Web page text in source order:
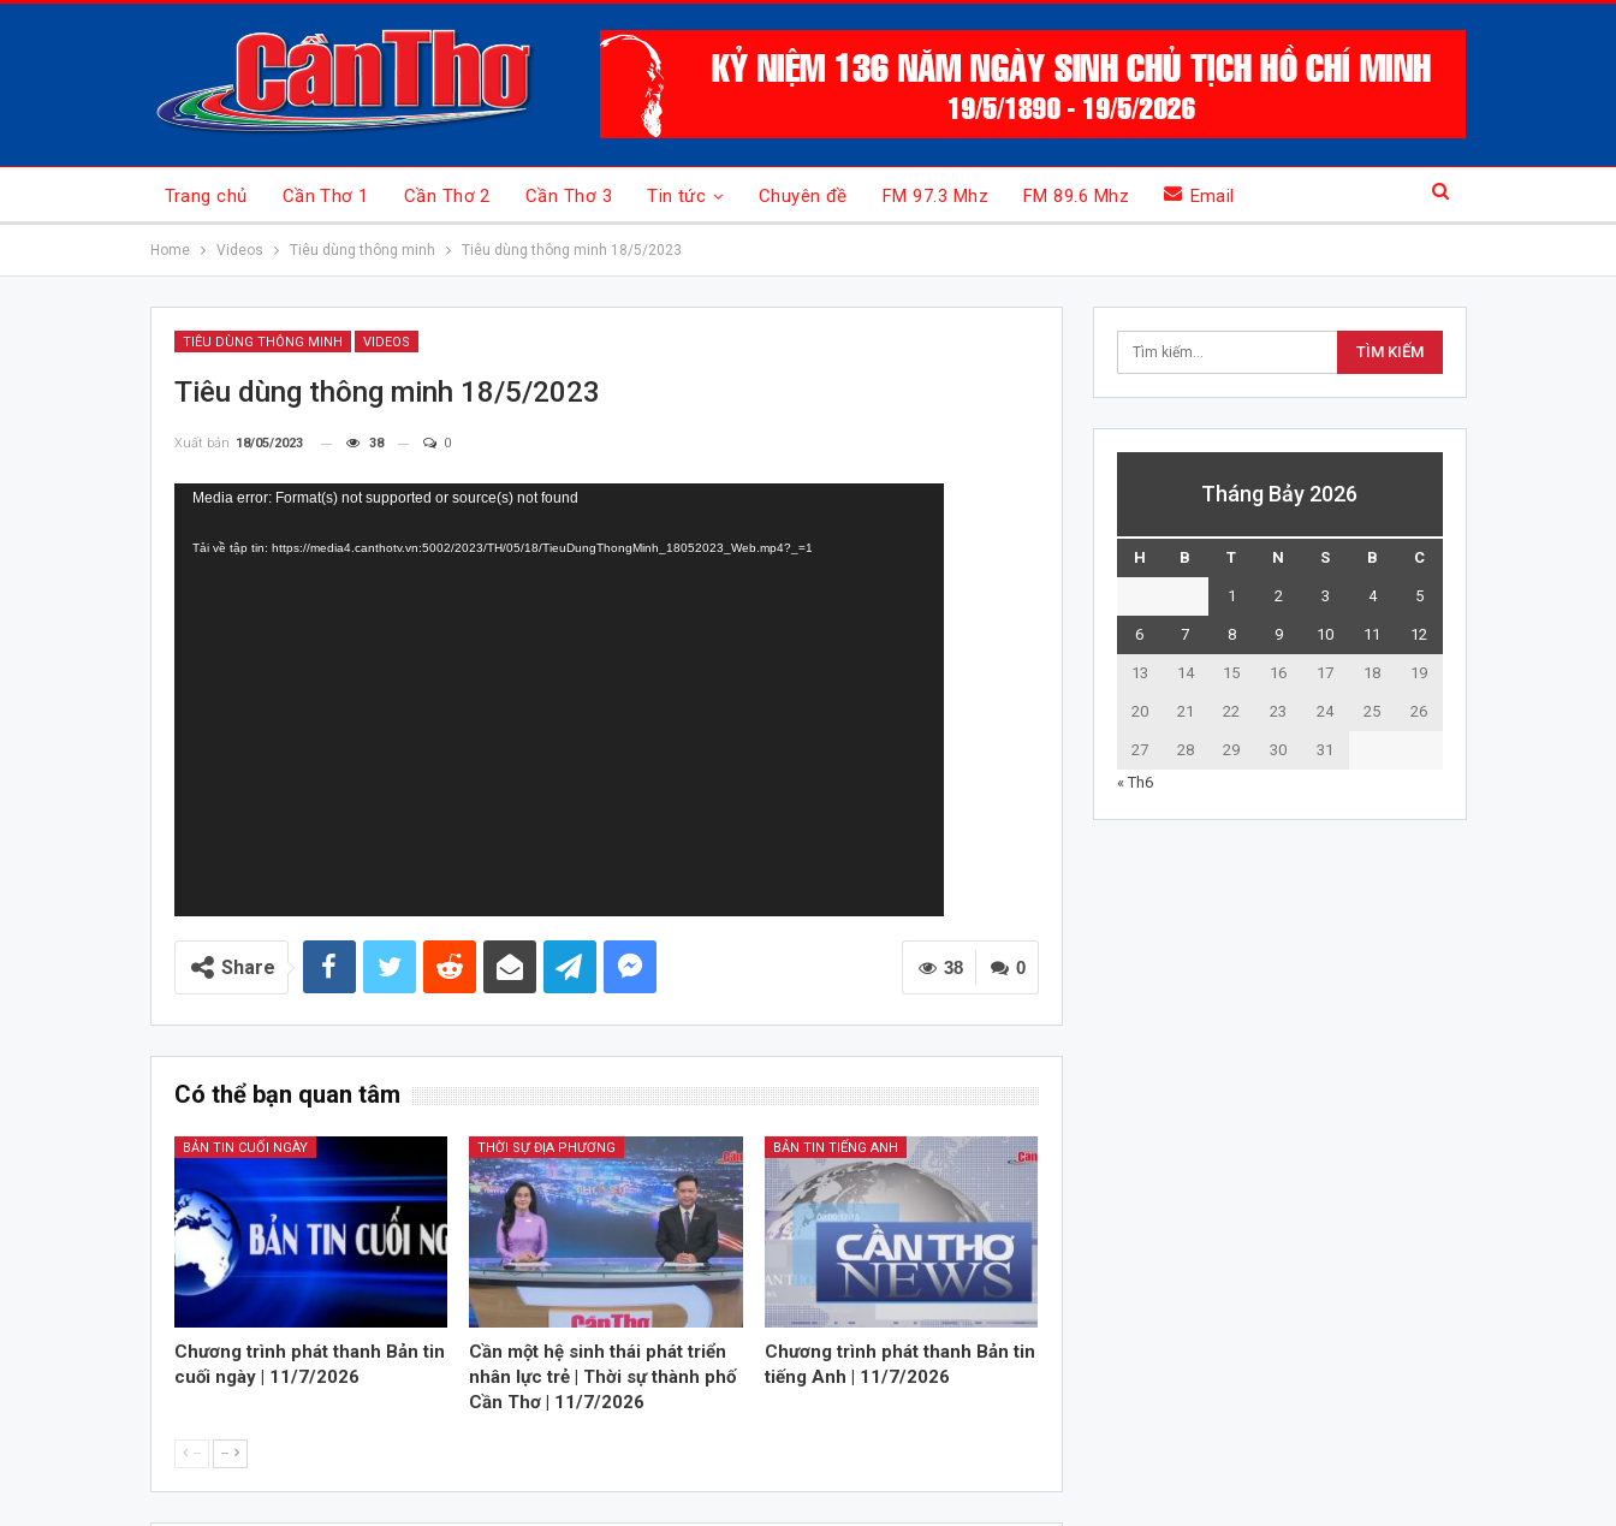
Trang chủ Cần Thơ 1 Cần Thơ 2 Cần Thơ 3 Tin tức Chuyên đề FM 97.3 Mhz FM 89.6 Mhz Email
Home Videos Tiêu dùng thông minh Tiêu dùng thông minh 18/5/2023
TIÊU DÙNG THÔNG MINH VIDEOS
Tiêu dùng thông minh 18/5/2023
Xuất bản 18/05/2023 38 0
Trình
Video
Media error: Format(s) not supported or source(s) not found
Tải về tập tin: https://media4.canthotv.vn:5002/2023/TH/05/18/TieuDungThongMinh_18052023_Web.mp4?_=1
0
38
Share
Có thể bạn quan tâm
BẢN TIN CUỐI NGÀY
Chương trình phát thanh Bản tin
cuối ngày | 11/7/2026
THỜI SỰ ĐỊA PHƯƠNG
Cần một hệ sinh thái phát triển
nhân lực trẻ | Thời sự thành phố
Cần Thơ | 11/7/2026
BẢN TIN TIẾNG ANH
Chương trình phát thanh Bản tin
tiếng Anh | 11/7/2026
-- --
Tháng Bảy 2026
H B T N S B C
1 2 3 4 5
6 7 8 9 10 11 12
13 14 15 16 17 18 19
20 21 22 23 24 25 26
27 28 29 30
31
« Th6